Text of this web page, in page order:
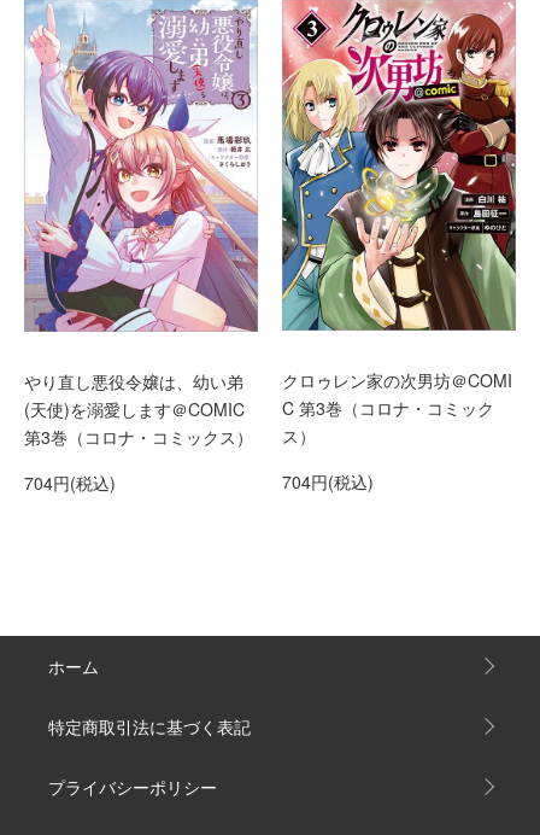
やり直し悪役令嬢は、幼い弟
(天使)を溺愛します＠COMIC
第3巻（コロナ・コミックス）
704円(税込)
クロゥレン家の次男坊＠COMI
C 第3巻（コロナ・コミック
ス）
704円(税込)
ホーム
特定商取引法に基づく表記
プライバシーポリシー